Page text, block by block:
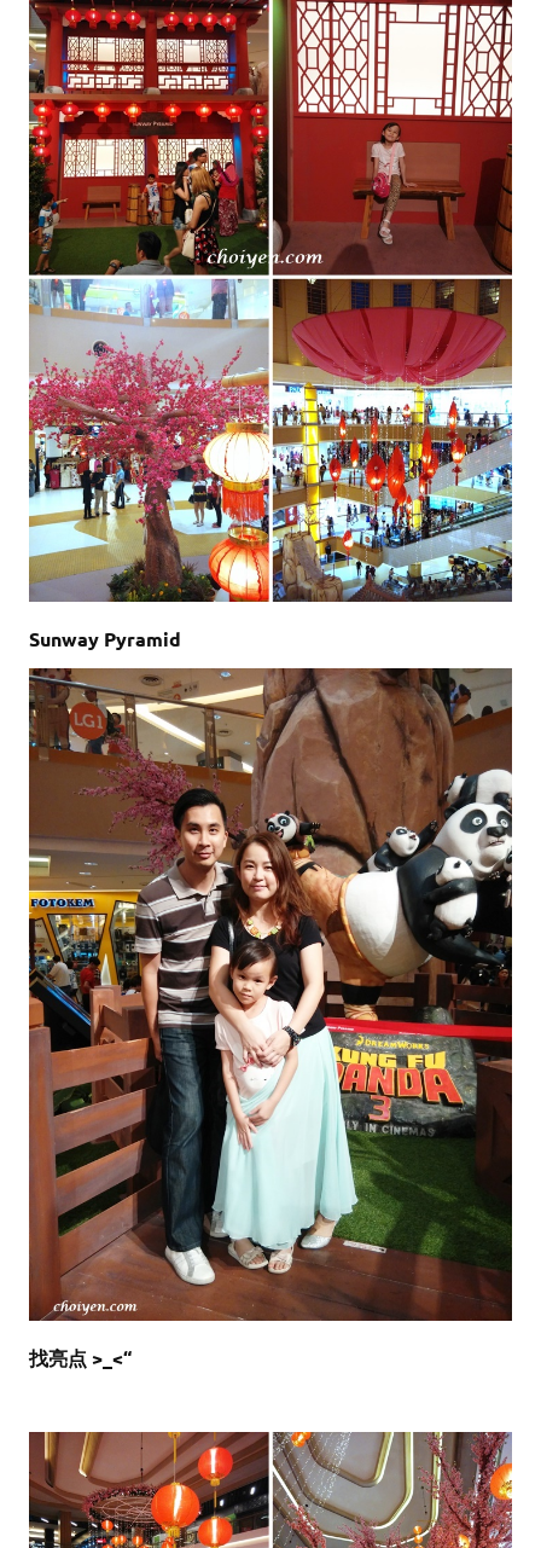
Sunway Pyramid
找亮点 >_<“